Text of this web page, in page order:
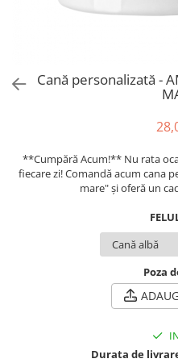
Plachete personalizate
Set cadou
evenimente
Pahare personalizate
Cană personalizată -
**Cumpără Acum!** Nu rata
fiecare zi! Comandă acum cana
mare" și oferă un
Poza
Durata de